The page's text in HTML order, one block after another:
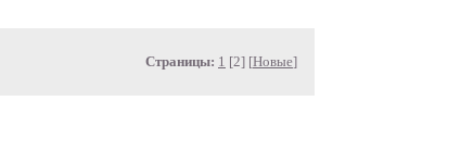
Страницы: 1 [2] [Новые]